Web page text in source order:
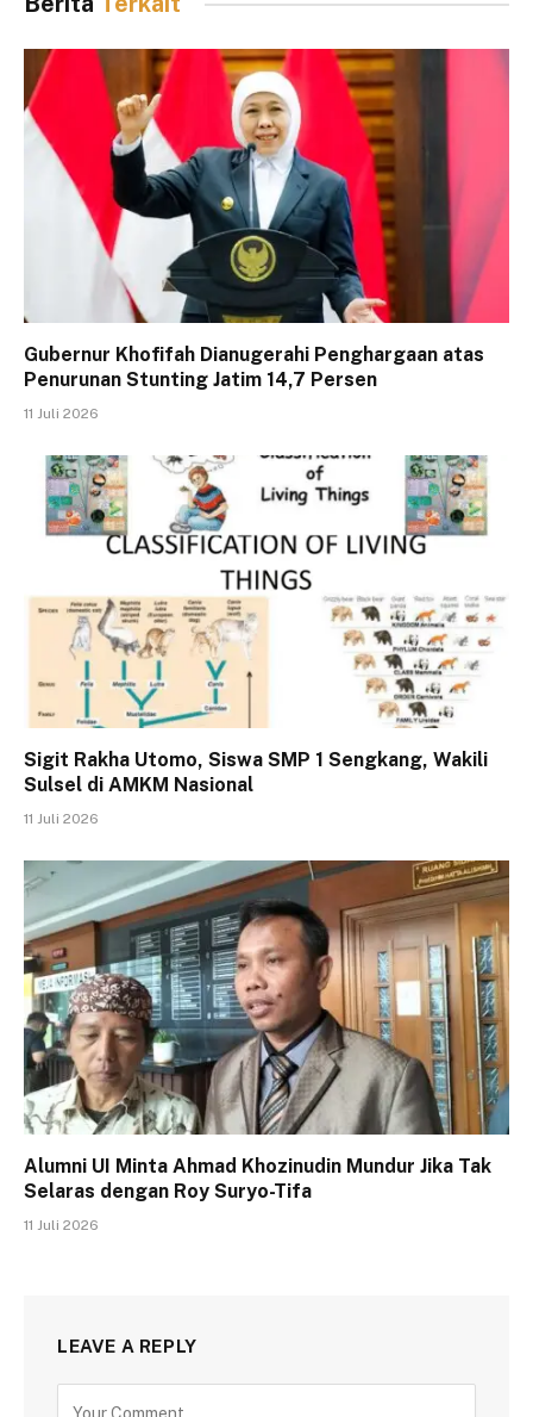
Gubernur Khofifah Dianugerahi Penghargaan atas
Penurunan Stunting Jatim 14,7 Persen
11 Juli 2026
Sigit Rakha Utomo, Siswa SMP 1 Sengkang, Wakili
Sulsel di AMKM Nasional
11 Juli 2026
Alumni UI Minta Ahmad Khozinudin Mundur Jika Tak
Selaras dengan Roy Suryo-Tifa
11 Juli 2026
LEAVE A REPLY